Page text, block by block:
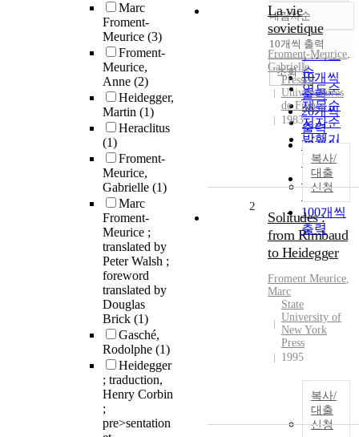
Marc
Froment-
Meurice (3)
Froment-
Meurice,
Anne (2)
Heidegger,
Martin (1)
Heraclitus
(1)
Froment-
Meurice,
Gabrielle (1)
Marc
Froment-
Meurice ;
translated by
Peter Walsh ;
foreword
translated by
Douglas
Brick (1)
Gasché,
Rodolphe (1)
Heidegger
; traduction,
Henry Corbin
;
pre>sentation
정확도
순
인기도
순
연도순
제목순
저자순
발행기
관순
내림차순
내림차순
10개씩 출력
10개씩
출력
20개씩
출력
30개씩
출력
50개씩
출력
100개씩
출력
조회
La vie
sovietique
Froment-Meurice,
Gabrielle
Presses
Universitaires
de France
1983
복사/
대출
신청
2
Solitudes :
from Rimbaud
to Heidegger
Froment Meurice,
Marc
State
University of
New York
Press
1995
복사/
대출
신청